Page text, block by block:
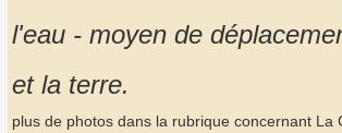
l'eau - moyen de
et la terre.
plus de photos dans la rubrique concernant La